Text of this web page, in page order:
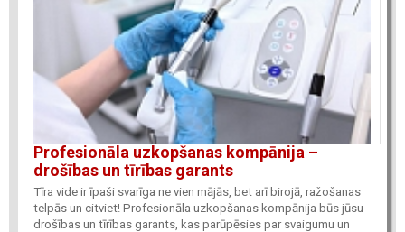
Profesionāla uzkopšanas kompānija –
drošības un tīrības garants
Tīra vide ir īpaši svarīga ne vien mājās, bet arī birojā, ražošanas
telpās un citviet! Profesionāla uzkopšanas kompānija būs jūsu
drošības un tīrības garants, kas parūpēsies par svaigumu un